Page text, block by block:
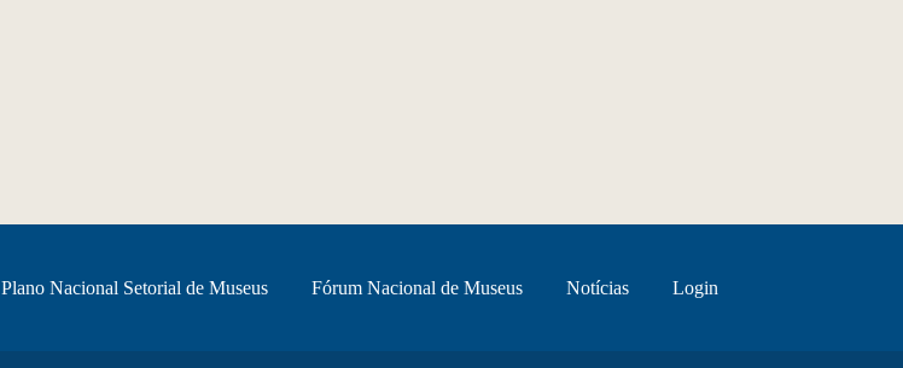
Plano Nacional Setorial de Museus Fórum Nacional de Museus Notícias Login